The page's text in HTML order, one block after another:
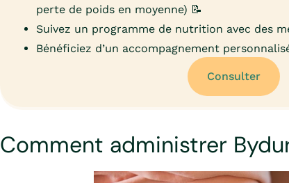
perte de poids en moyenne) 📝
Suivez un programme de nutrition avec des
Bénéficiez d’un accompagnement
Consulter
Comment administrer